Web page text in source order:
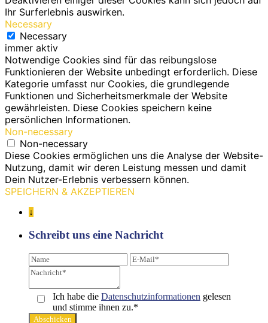
Ihr Surferlebnis auswirken.
Necessary
Necessary
immer aktiv
Notwendige Cookies sind für das reibungslose
Funktionieren der Website unbedingt erforderlich. Diese
Kategorie umfasst nur Cookies, die grundlegende
Funktionen und Sicherheitsmerkmale der Website
gewährleisten. Diese Cookies speichern keine
persönlichen Informationen.
Non-necessary
Non-necessary
Diese Cookies ermöglichen uns die Analyse der Website-
Nutzung, damit wir deren Leistung messen und damit
Dein Nutzer-Erlebnis verbessern können.
SPEICHERN & AKZEPTIEREN
↓
Schreibt uns eine Nachricht
Ich habe die Datenschutz­informationen gelesen
und stimme ihnen zu.*